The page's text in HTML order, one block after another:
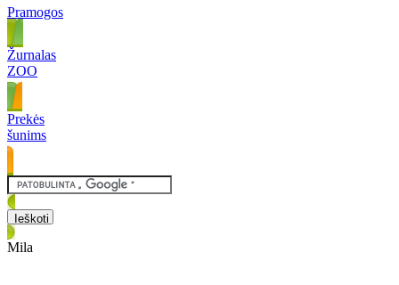
Pramogos
Žurnalas
ZOO
Prekės
šunims
Mila